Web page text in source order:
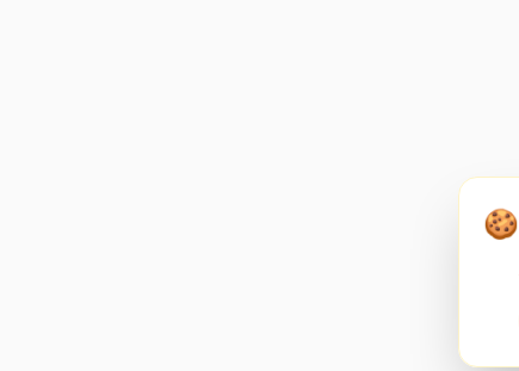
🍪